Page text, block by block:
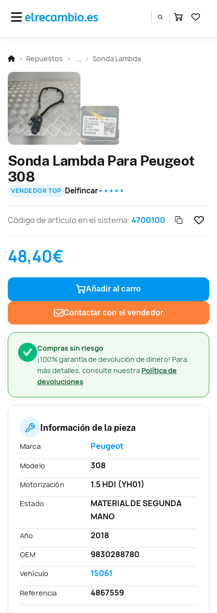
Repuestos Sonda Lambda
Compras sin riesgo
¡100% garantía de devolución de dinero! Para
más detalles, consulte nuestra Política de
devoluciones
Sonda Lambda Para Peugeot
308
VENDEDOR TOP Delfincar★ ★ ★ ★ ★
Código de artículo en el sistema:4700100
48,40€
Añadir al carro
Contactar con el vendedor
Información de la pieza
Marca Peugeot
Modelo 308
Motorización 1.5 HDI (YH01)
Estado
MATERIAL DE SEGUNDA
MANO
Año 2018
OEM 9830288780
Vehículo 15061
Referencia 4867559